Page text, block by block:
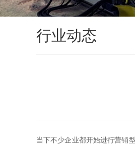
行业动态
当下不少企业都开始进行营销